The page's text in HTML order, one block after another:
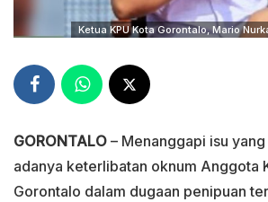
Ketua KPU Kota Gorontalo, Mario
GORONTALO – Menanggapi isu
adanya keterlibatan oknum Anggota
Gorontalo dalam dugaan penipuan